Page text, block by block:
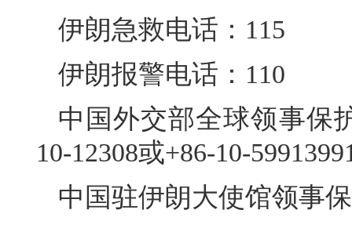
伊朗急救电话：115
伊朗报警电话：110
中国外交部全球领事保
10-12308或+86-10-
中国驻伊朗大使馆领事